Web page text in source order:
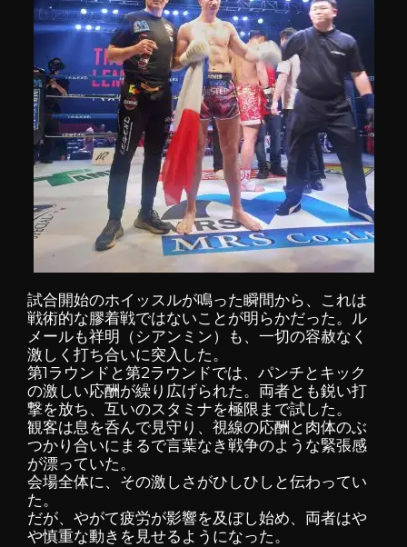
試合開始のホイッスルが鳴った瞬間から、これは
戦術的な膠着戦ではないことが明らかだった。ル
メールも祥明（シアンミン）も、一切の容赦なく
激しく打ち合いに突入した。
第1ラウンドと第2ラウンドでは、パンチとキック
の激しい応酬が繰り広げられた。両者とも鋭い打
撃を放ち、互いのスタミナを極限まで試した。
観客は息を呑んで見守り、視線の応酬と肉体のぶ
つかり合いにまるで言葉なき戦争のような緊張感
が漂っていた。
会場全体に、その激しさがひしひしと伝わってい
た。
だが、やがて疲労が影響を及ぼし始め、両者はや
や慎重な動きを見せるようになった。